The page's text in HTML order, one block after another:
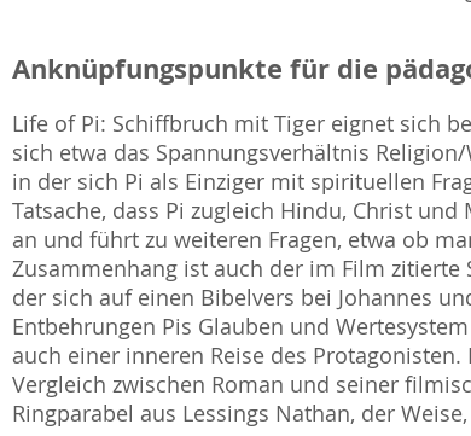
Anknüpfungspunkte für die
Life of Pi: Schiffbruch mit Tiger eignet sich
sich etwa das Spannungsverhältnis
in der sich Pi als Einziger mit spirituellen
Tatsache, dass Pi zugleich Hindu, Christ
an und führt zu weiteren Fragen, etwa ob
Zusammenhang ist auch der im Film
der sich auf einen Bibelvers bei Johannes
Entbehrungen Pis Glauben und
auch einer inneren Reise des
Vergleich zwischen Roman und seiner
Ringparabel aus Lessings Nathan, der